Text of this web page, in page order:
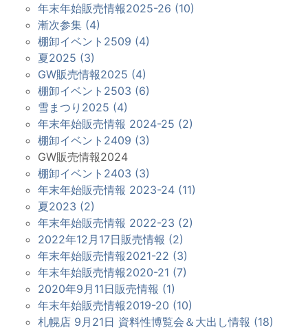
年末年始販売情報2025-26 (10)
漸次参集 (4)
棚卸イベント2509 (4)
夏2025 (3)
GW販売情報2025 (4)
棚卸イベント2503 (6)
雪まつり2025 (4)
年末年始販売情報 2024-25 (2)
棚卸イベント2409 (3)
GW販売情報2024
棚卸イベント2403 (3)
年末年始販売情報 2023-24 (11)
夏2023 (2)
年末年始販売情報 2022-23 (2)
2022年12月17日販売情報 (2)
年末年始販売情報2021-22 (3)
年末年始販売情報2020-21 (7)
2020年9月11日販売情報 (1)
年末年始販売情報2019-20 (10)
札幌店 9月21日 資料性博覧会＆大出し情報 (18)